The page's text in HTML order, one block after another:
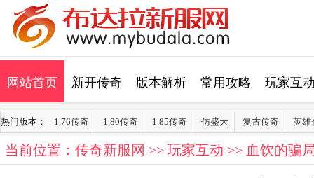
网站首页 新开传奇 版本解析 常用攻略 玩家互
热门版本： 1.76传奇 1.80传奇 1.85传奇 仿盛大 复古传奇 英雄
当前位置： 传奇新服网 >> 玩家互动 >> 血饮的骗